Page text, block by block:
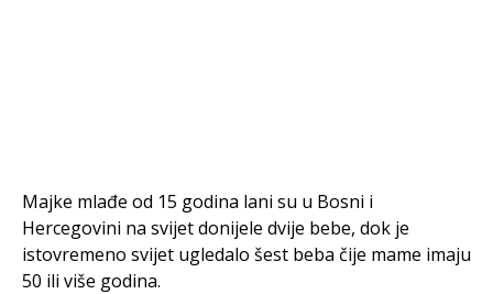
Majke mlađe od 15 godina lani su u Bosni i
Hercegovini na svijet donijele dvije bebe, dok je
istovremeno svijet ugledalo šest beba čije mame imaju
50 ili više godina.